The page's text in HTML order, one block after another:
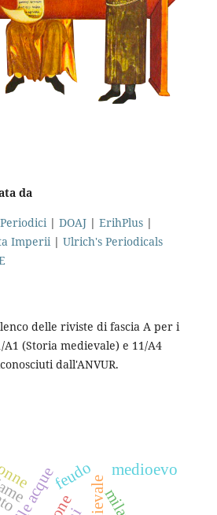
da
| DOAJ | ErihPlus |
Imperii| Ulrich's Periodicals
delle riviste di fascia A per i
(Storia medievale) e 11/A4
dall'ANVUR.
medioevo
feudo